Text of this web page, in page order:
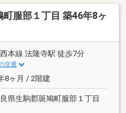
服部１丁目 築46年8ヶ
本線 法隆寺駅 徒歩7分
交通
8ヶ月 / 2階建
県生駒郡斑鳩町服部１丁目